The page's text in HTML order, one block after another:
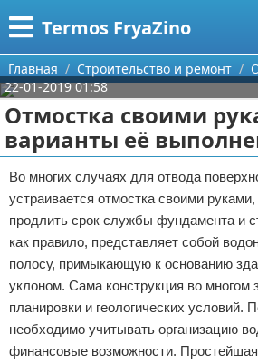
Termos FryaZino
Меню
Главная
Категории
Программирование
Дом и семья
Автомобили
Строительство и ремонт
Здоровье
Компьютеры
Поиск
О проекте
Контакты
Сотрудничество
Размещение рекламы
Для правообладателей
Главная Строительство и ремонт
22-01-2019 01:58
Отмостка своими
варианты её
Во многих случаях для отвода
устраивается отмостка своими
продлить срок службы фундамента и
как правило, представляет собой
полосу, примыкающую к основанию
уклоном. Сама конструкция во многом
планировки и геологических условий.
необходимо учитывать организацию
финансовые возможности.